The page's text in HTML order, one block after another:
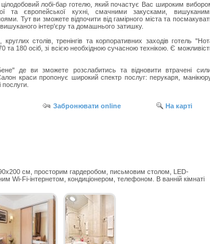
лобі-бар готелю, який почастує Вас широким
та європейської кухні, смачними закусками,
Тут ви зможете відпочити від гамірного міста та
інтер'єру та домашнього затишку.
столів, тренінгів та корпоративних заходів готель
180 осіб, зі всією необхідною сучасною технікою. Є
де ви зможете розслабитись та відновити втрачені
краси пропонує широкий спектр послуг: перукаря,
Забронювати online На карті
см, просторим гардеробом, письмовим столом, LED-
Wi-Fi-інтернетом, кондиціонером, телефоном. В ванній кімнаті